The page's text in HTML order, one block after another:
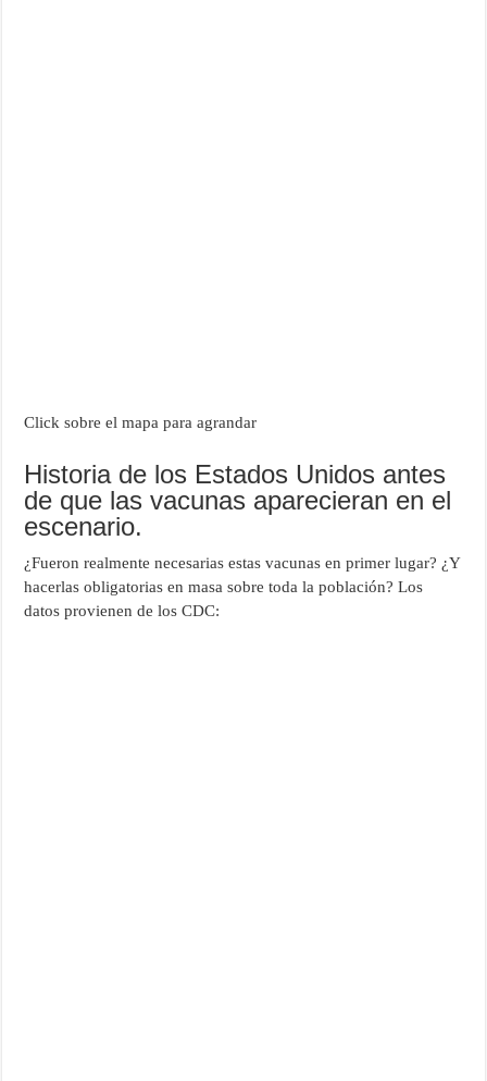
Click sobre el mapa para agrandar
Historia de los Estados Unidos antes
de que las vacunas aparecieran en el
escenario.
¿Fueron realmente necesarias estas vacunas en primer lugar? ¿Y
hacerlas obligatorias en masa sobre toda la población? Los
datos provienen de los CDC: